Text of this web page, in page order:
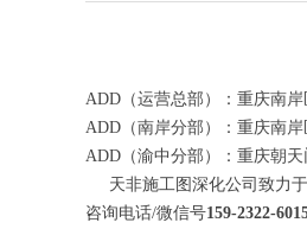
ADD（运营总部）：重庆南
ADD（南岸分部）：重庆南
ADD（渝中分部）： 重庆朝天
天非施工图深化公司致力
咨询电话/微信号159-2322-